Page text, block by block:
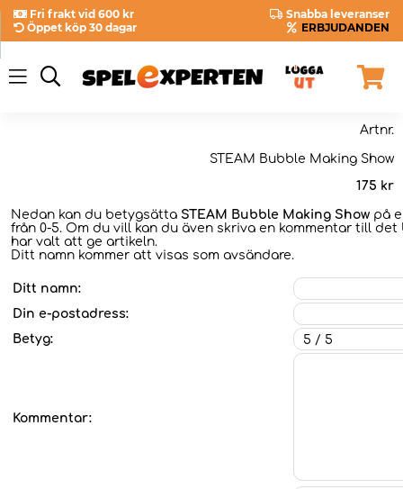
Fri frakt vid 600 kr
Snabba leveranser
Öppet köp 30 dagar
ERBJUDANDEN
Artnr.
STEAM Bubble Making Show
175 kr
Nedan kan du betygsätta STEAM Bubble Making Show på
från 0-5. Om du vill kan du även skriva en kommentar till det
har valt att ge artikeln.
Ditt namn kommer att visas som avsändare.
Ditt namn:
Din e-postadress:
Betyg:
Kommentar: